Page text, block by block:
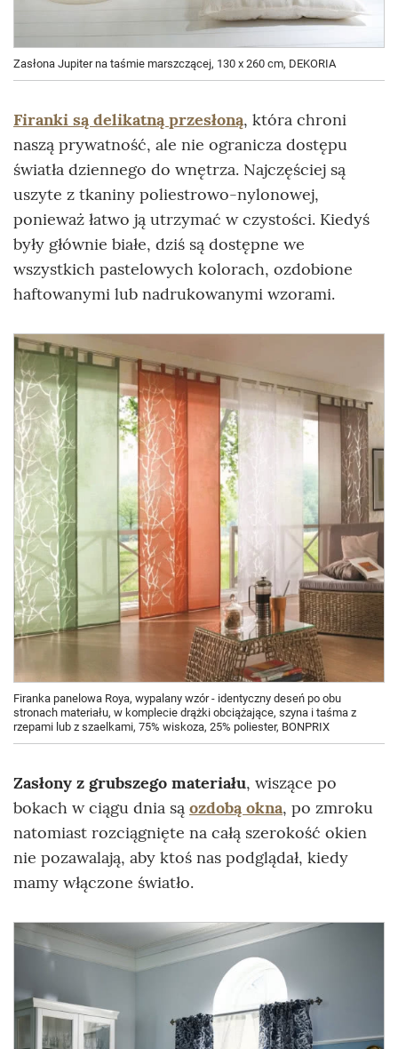
Zasłona Jupiter na taśmie marszczącej, 130 x 260 cm, DEKORIA
Firanki są delikatną przesłoną, która chroni
naszą prywatność, ale nie ogranicza dostępu
światła dziennego do wnętrza. Najczęściej są
uszyte z tkaniny poliestrowo-nylonowej,
ponieważ łatwo ją utrzymać w czystości. Kiedyś
były głównie białe, dziś są dostępne we
wszystkich pastelowych kolorach, ozdobione
haftowanymi lub nadrukowanymi wzorami.
Firanka panelowa Roya, wypalany wzór - identyczny deseń po obu
stronach materiału, w komplecie drążki obciążające, szyna i taśma z
rzepami lub z szaelkami, 75% wiskoza, 25% poliester, BONPRIX
Zasłony z grubszego materiału, wiszące po
bokach w ciągu dnia są ozdobą okna, po zmroku
natomiast rozciągnięte na całą szerokość okien
nie pozawalają, aby ktoś nas podglądał, kiedy
mamy włączone światło.